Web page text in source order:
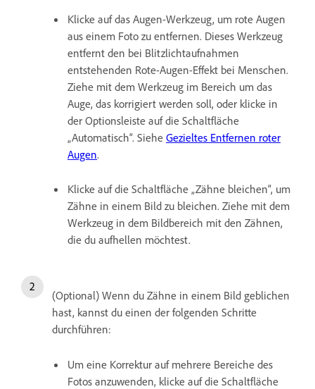
Klicke auf das Augen-Werkzeug, um rote Augen
aus einem Foto zu entfernen. Dieses Werkzeug
entfernt den bei Blitzlichtaufnahmen
entstehenden Rote-Augen-Effekt bei Menschen.
Ziehe mit dem Werkzeug im Bereich um das
Auge, das korrigiert werden soll, oder klicke in
der Optionsleiste auf die Schaltfläche
„Automatisch“. Siehe Gezieltes Entfernen roter
Augen.
Klicke auf die Schaltfläche „Zähne bleichen“, um
Zähne in einem Bild zu bleichen. Ziehe mit dem
Werkzeug in dem Bildbereich mit den Zähnen,
die du aufhellen möchtest.
(Optional) Wenn du Zähne in einem Bild geblichen
hast, kannst du einen der folgenden Schritte
durchführen:
Um eine Korrektur auf mehrere Bereiche des
Fotos anzuwenden, klicke auf die Schaltfläche